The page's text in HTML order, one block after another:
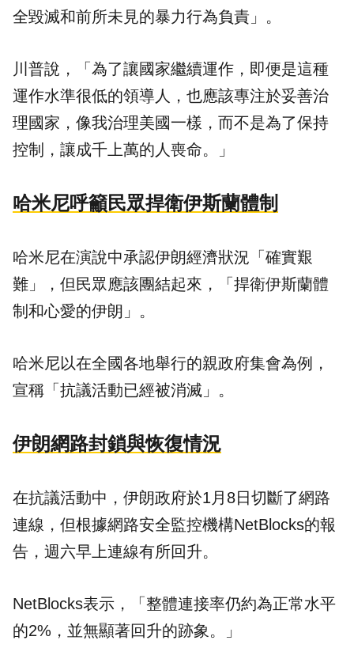
全毀滅和前所未見的暴力行為負責」。
川普說，「為了讓國家繼續運作，即便是這種
運作水準很低的領導人，也應該專注於妥善治
理國家，像我治理美國一樣，而不是為了保持
控制，讓成千上萬的人喪命。」
哈米尼呼籲民眾捍衛伊斯蘭體制
哈米尼在演說中承認伊朗經濟狀況「確實艱
難」，但民眾應該團結起來，「捍衛伊斯蘭體
制和心愛的伊朗」。
哈米尼以在全國各地舉行的親政府集會為例，
宣稱「抗議活動已經被消滅」。
伊朗網路封鎖與恢復情況
在抗議活動中，伊朗政府於1月8日切斷了網路
連線，但根據網路安全監控機構NetBlocks的報
告，週六早上連線有所回升。
NetBlocks表示，「整體連接率仍約為正常水平
的2%，並無顯著回升的跡象。」